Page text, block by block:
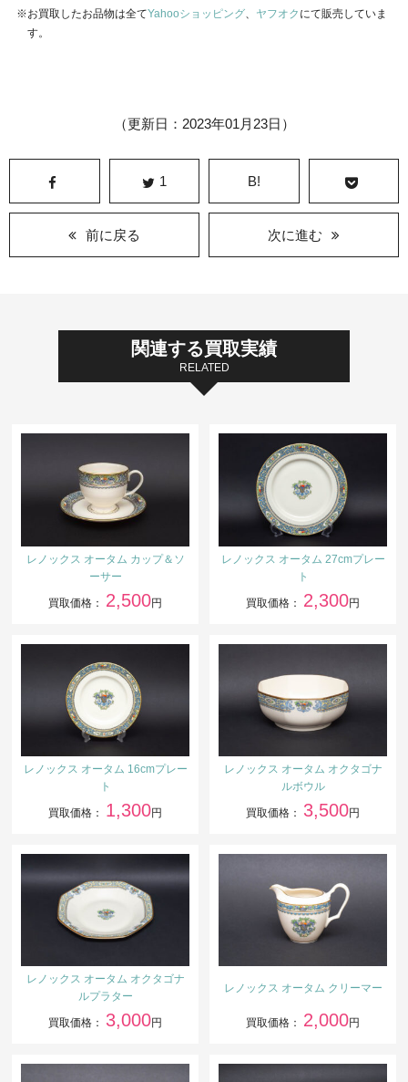
お買取したお品物は全てYahooショッピング、 ヤフオク にて販売していま
す。
（更新日：2023年01月23日）
1 B!
前に戻る 次に進む
関連する買取実績
RELATED
レノックス オータム カップ＆ソ
ーサー
買取価格： 2,500円
レノックス オータム 27cmプレー
ト
買取価格： 2,300円
レノックス オータム 16cmプレー
ト
買取価格： 1,300円
レノックス オータム オクタゴナ
ルボウル
買取価格： 3,500円
レノックス オータム オクタゴナ
ルプラター
買取価格： 3,000円
レノックス オータム クリーマー
買取価格： 2,000円